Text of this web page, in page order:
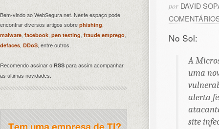
por DAVID
No Sol:
A
uma
alerta
site
Bem-vindo ao WebSegura.net. Neste espaço pode
encontrar diversos artigos sobre phishing,
malware, facebook, pen testing fraude emprego,
defaces, DDoS, entre outros.
Recomendo assinar o RSS para assim acompanhar
as últimas novidades.